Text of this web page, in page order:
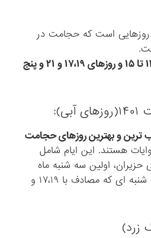
است که حجامت در
این ایام، شامل روزهای ۱۲ تا ۱۵ و روزهای ۱۷،۱۹ و ۲۱ و پنج
ترین و بهترین روزهای حجامت
هستند. این ایام شامل
ماه رومی حزیران، اولین سه شنبه ماه
رومی آذار و روزهای سه شنبه ای که مصادف با ۱۷،۱۹ و
زرد)